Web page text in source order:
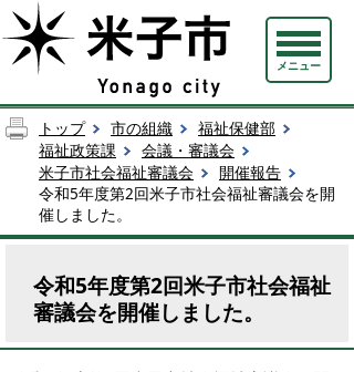
メニュー
トップ 市の組織
福祉保健部
福祉政策課
会議・審議会
米子市社会福祉審議会
開催報告
令和5年度第2回米子市社会福祉審議会を開
催しました。
令和5年度第2回米子市社会福祉
審議会を開催しました。